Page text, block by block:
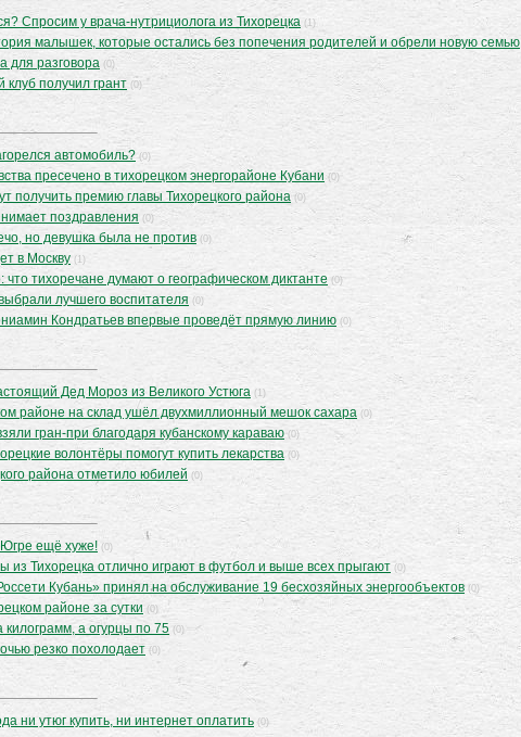
Спросим у врача-нутрициолога из Тихорецка (1)
малышек, которые остались без попечения родителей и обрели новую семью
для разговора (0)
клуб получил грант (0)
автомобиль? (0)
пресечено в тихорецком энергорайоне Кубани (0)
получить премию главы Тихорецкого района (0)
поздравления (0)
но девушка была не против (0)
в Москву (1)
тихоречане думают о географическом диктанте (0)
лучшего воспитателя (0)
Кондратьев впервые проведёт прямую линию (0)
Дед Мороз из Великого Устюга (1)
районе на склад ушёл двухмиллионный мешок сахара (0)
гран-при благодаря кубанскому караваю (0)
волонтёры помогут купить лекарства (0)
района отметило юбилей (0)
Югре ещё хуже! (0)
из Тихорецка отлично играют в футбол и выше всех прыгают (0)
Кубань» принял на обслуживание 19 бесхозяйных энергообъектов (0)
районе за сутки (0)
килограмм, а огурцы по 75 (0)
резко похолодает (0)
ни утюг купить, ни интернет оплатить (0)